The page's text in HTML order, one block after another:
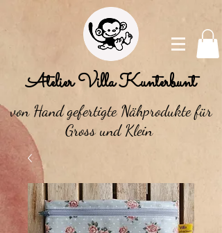
Atelier Villa Kunterbunt
von Hand gefertigte Nähprodukte für
Gross und Klein